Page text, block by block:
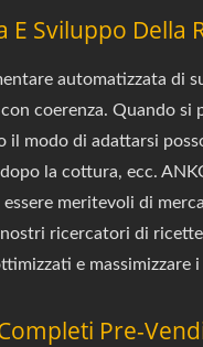
E Sviluppo Della
automatizzata di
coerenza. Quando si
il modo di adattarsi
la cottura, ecc.
meritevoli di
ricercatori di
e massimizzare
Pre-